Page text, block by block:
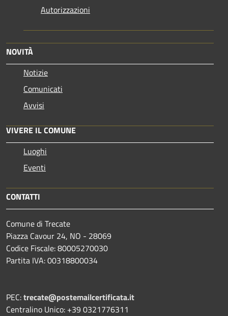
Autorizzazioni
NOVITÀ
Notizie
Comunicati
Avvisi
VIVERE IL COMUNE
Luoghi
Eventi
CONTATTI
Comune di Trecate
Piazza Cavour 24, NO - 28069
Codice Fiscale: 80005270030
Partita IVA: 00318800034
PEC:trecate@postemailcertificata.it
Centralino Unico: +39 0321776311